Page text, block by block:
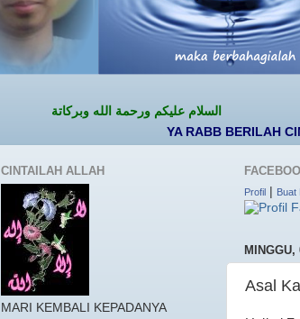
السلام عليكم ورحمة الله وبركاتة
YA RABB BERILAH CINTAMU,
Profil Buat
MINGGU,
Asal
CINTAILAH ALLAH
MARI KEMBALI KEPADANYA